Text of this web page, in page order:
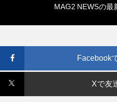
MAG2 NEWSの最
Facebook
Xで友